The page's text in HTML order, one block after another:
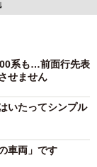
系も…前面行先表
せません
いたってシンプル
車両」です